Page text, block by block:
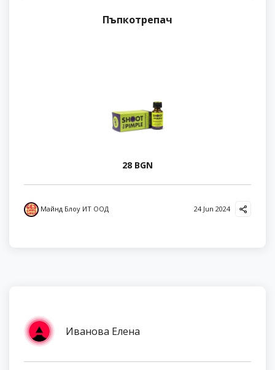
Пъпкотрепач
28 BGN
Майнд Блоу ИТ ООД 24 Jun 2024
Иванова Елена